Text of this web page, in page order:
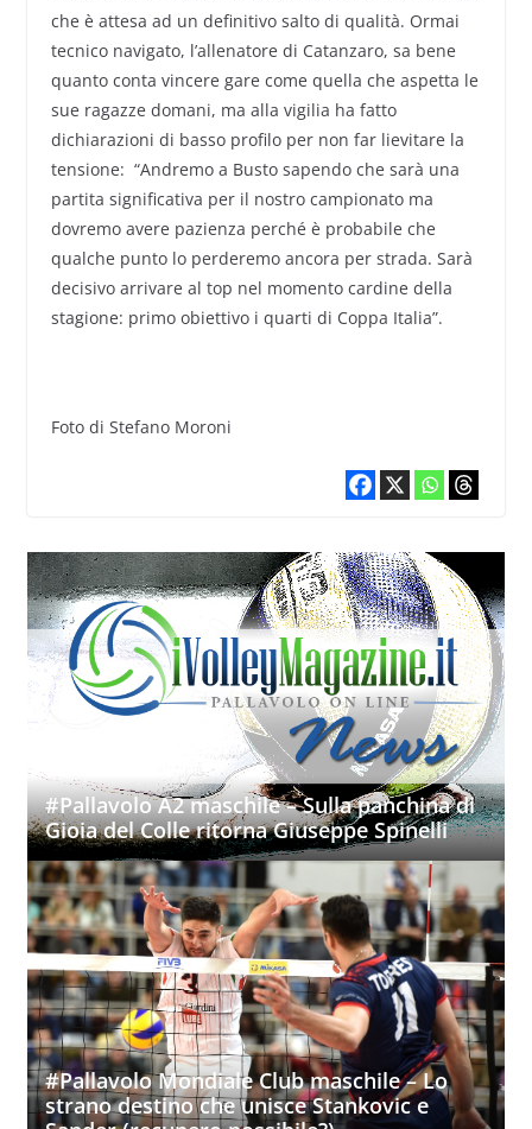
che è attesa ad un definitivo salto di qualità. Ormai
tecnico navigato, l’allenatore di Catanzaro, sa bene
quanto conta vincere gare come quella che aspetta le
sue ragazze domani, ma alla vigilia ha fatto
dichiarazioni di basso profilo per non far lievitare la
tensione: “Andremo a Busto sapendo che sarà una
partita significativa per il nostro campionato ma
dovremo avere pazienza perché è probabile che
qualche punto lo perderemo ancora per strada. Sarà
decisivo arrivare al top nel momento cardine della
stagione: primo obiettivo i quarti di Coppa Italia”.
Foto di Stefano Moroni
#Pallavolo A2 maschile – Sulla panchina di
Gioia del Colle ritorna Giuseppe Spinelli
#Pallavolo Mondiale Club maschile – Lo
strano destino che unisce Stankovic e